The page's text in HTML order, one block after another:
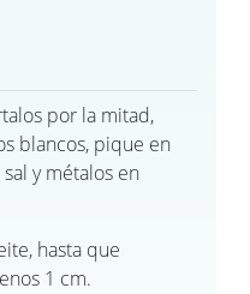
por la mitad,
blancos, pique en
y métalos en
hasta que
1 cm.